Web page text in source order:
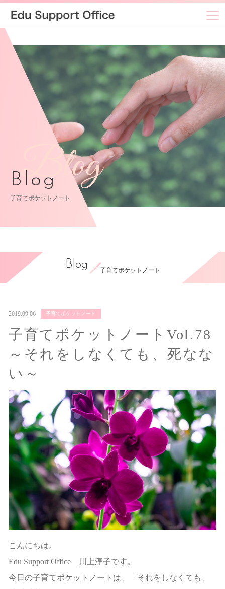
Blog
Blog
子育てポケットノート
Blog
子育てポケットノート
2019.09.06 子育てポケットノート
子育てポケットノートVol.78
～それをしなくても、死なな
い～
こんにちは。
Edu Support Office 川上淳子です。
今日の子育てポケットノートは、「それをしなくても、